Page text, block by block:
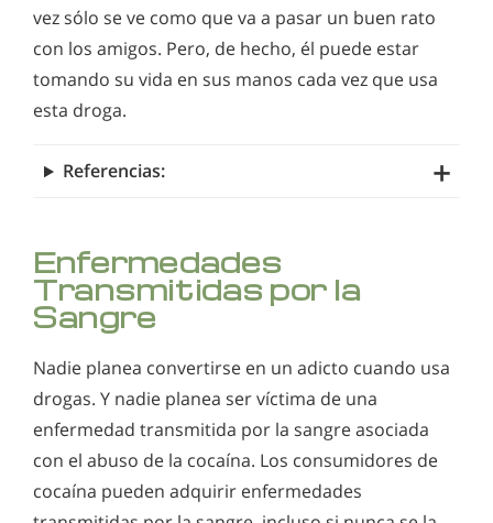
vez sólo se ve como que va a pasar un buen rato
con los amigos. Pero, de hecho, él puede estar
tomando su vida en sus manos cada vez que usa
esta droga.
Referencias:
Enfermedades
Transmitidas por la
Sangre
Nadie planea convertirse en un adicto cuando usa
drogas. Y nadie planea ser víctima de una
enfermedad transmitida por la sangre asociada
con el abuso de la cocaína. Los consumidores de
cocaína pueden adquirir enfermedades